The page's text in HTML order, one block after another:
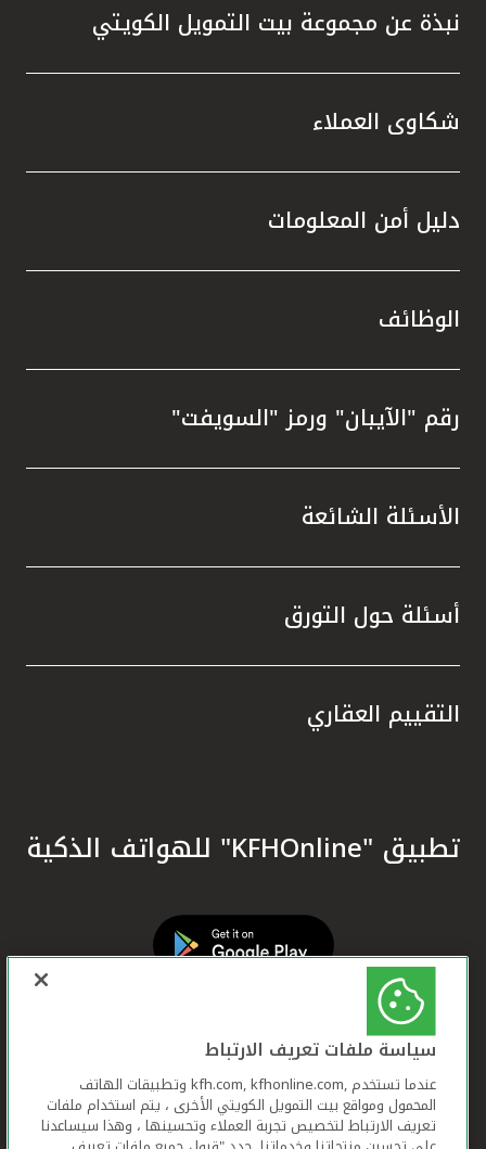
نبذة عن مجموعة بيت التمويل الكويتي
شكاوى العملاء
دليل أمن المعلومات
الوظائف
رقم "الآيبان" ورمز "السويفت"
الأسئلة الشائعة
أسئلة حول التورق
التقييم العقاري
تطبيق "KFHOnline" للهواتف الذكية
سياسة ملفات تعريف الارتباط
عندما تستخدم ,kfh.com, kfhonline.com وتطبيقات الهاتف
المحمول ومواقع بيت التمويل الكويتي الأخرى ، يتم استخدام ملفات
تعريف الارتباط لتخصيص تجربة العملاء وتحسينها ، وهذا سيساعدنا